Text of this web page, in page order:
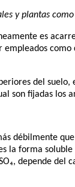
y plantas
es
empleados
del
son fijadas los
débilmente
la forma
depende del